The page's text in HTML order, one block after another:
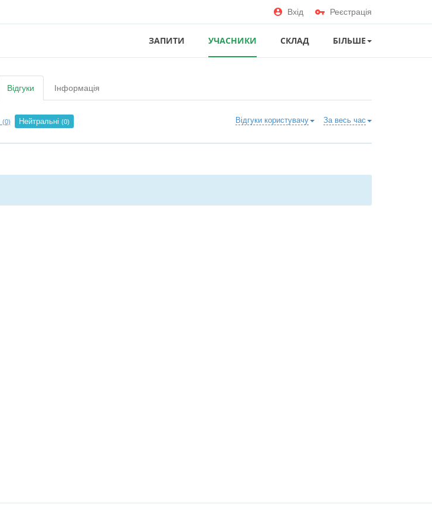
Вхід Реєстрація
ЗАПИТИ УЧАСНИКИ СКЛАД БІЛЬШЕ
Відгуки Інформація
(0) Нейтральні (0) За весь час
Відгуки користувачу